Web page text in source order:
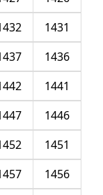
1431
1436
1441
1446
1451
1456